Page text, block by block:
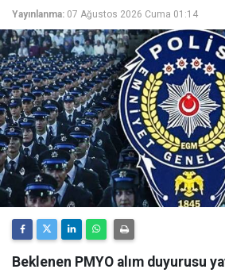
Yayınlanma: 07 Ağustos 2026 Cuma 01:14
Beklenen PMYO alım duyurusu